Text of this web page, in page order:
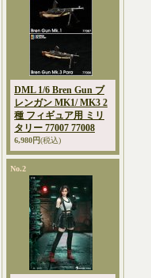
DML 1/6 Bren Gun ブ
レンガン MK1/ MK3 2
種 フィギュア用 ミリ
タリー 77007 77008
6,980円(税込)
No.2